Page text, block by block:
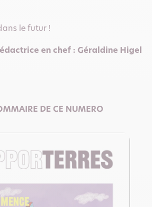
le futur !
en chef : Géraldine Higel
DE CE NUMERO